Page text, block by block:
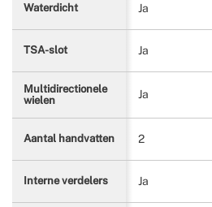
Waterdicht Ja
TSA-slot Ja
Multidirectionele
wielen
Ja
Aantal handvatten 2
Interne verdelers Ja